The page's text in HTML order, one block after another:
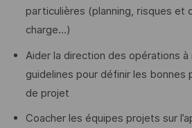
particulières (planning, risques et
charge…)
Aider la direction des opérations
guidelines pour définir les bonnes
de projet
Coacher les équipes projets sur